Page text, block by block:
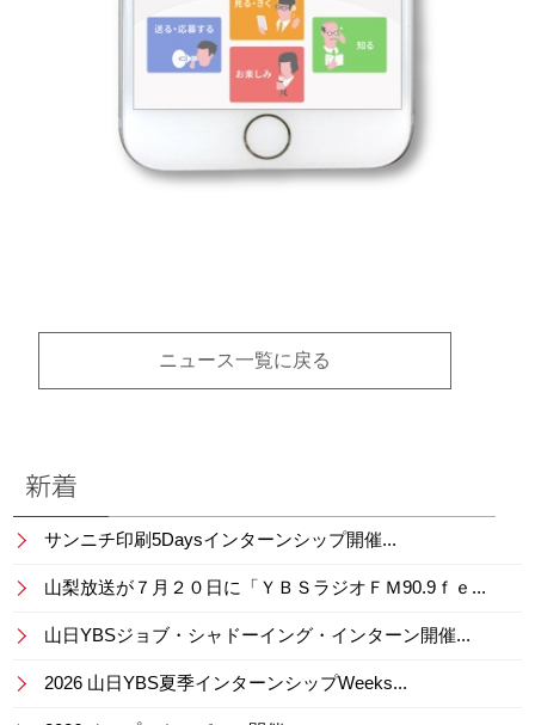
ニュース一覧に戻る
新着
サンニチ印刷5Daysインターンシップ開催...
山梨放送が７月２０日に「ＹＢＳラジオＦＭ90.9ｆｅ...
山日YBSジョブ・シャドーイング・インターン開催...
2026 山日YBS夏季インターンシップWeeks...